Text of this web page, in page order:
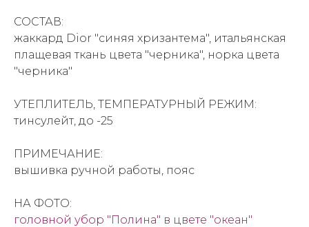
СОСТАВ:
жаккард Dior "синяя хризантема", итальянская
плащевая ткань цвета "черника", норка цвета
"черника"
УТЕПЛИТЕЛЬ, ТЕМПЕРАТУРНЫЙ РЕЖИМ:
тинсулейт, до -25
ПРИМЕЧАНИЕ:
вышивка ручной работы, пояс
НА ФОТО:
головной убор "Полина" в цвете "океан"